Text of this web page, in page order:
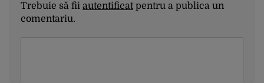
Trebuie să fii autentificatpentru a publica un
comentariu.